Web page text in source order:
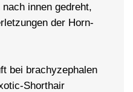
innen gedreht,
der Horn-
bei brachyzephalen
Shorthair